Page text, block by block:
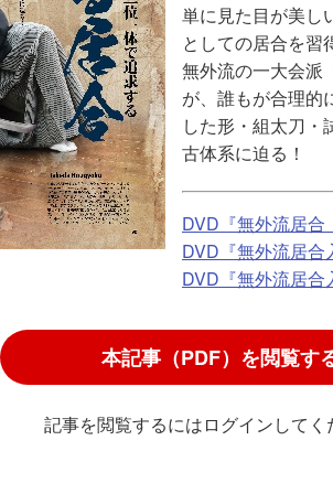
単に見た目が美し
としての居合を習
無外流の一大会派
が、誰もが合理的
した形・組太刀・
古体系に迫る！
DVD『無外流居合
DVD『無外流居合
DVD『無外流居合
本記事（PDF）を閲覧す
記事を閲覧するにはログインしてく